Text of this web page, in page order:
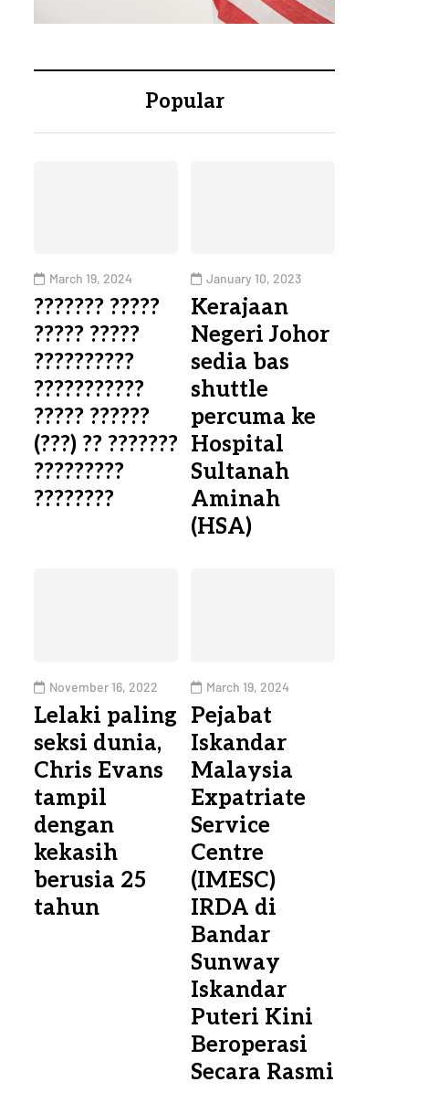
Popular
March 19, 2024
??????? ?????
????? ?????
??????????
???????????
????? ??????
(???) ?? ???????
?????????
????????
January 10, 2023
Kerajaan
Negeri Johor
sedia bas
shuttle
percuma ke
Hospital
Sultanah
Aminah
(HSA)
November 16, 2022
Lelaki paling
seksi dunia,
Chris Evans
tampil
dengan
kekasih
berusia 25
tahun
March 19, 2024
Pejabat
Iskandar
Malaysia
Expatriate
Service
Centre
(IMESC)
IRDA di
Bandar
Sunway
Iskandar
Puteri Kini
Beroperasi
Secara Rasmi